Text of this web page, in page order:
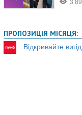
ПРОПОЗИЦІЯ МІСЯЦЯ:
Відкривайте